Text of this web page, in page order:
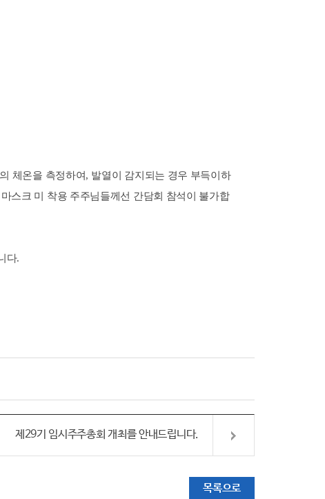
체온을 측정하여, 발열이 감지되는 경우 부득이하
마스크 미 착용 주주님들께선 간담회 참석이 불가합
다.
제29기 임시주주총회 개최를 안내드립니다.
목록으로